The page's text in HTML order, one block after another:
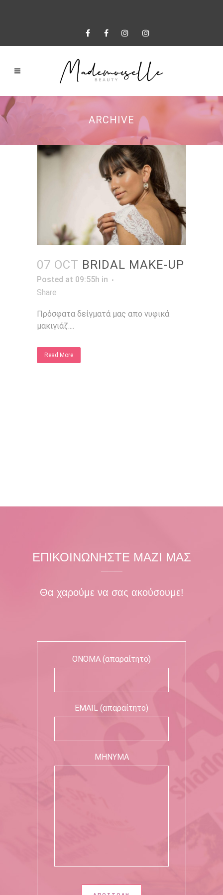
ARCHIVE
07 OCT BRIDAL MAKE-UP
Posted at 09:55h in
Share
Πρόσφατα δείγματά μας απο νυφικά
μακιγιάζ....
Read More
ΕΠΙΚΟΙΝΩΝΗΣΤΕ ΜΑΖΙ ΜΑΣ
Θα χαρούμε να σας ακούσουμε!
ΟΝΟΜΑ (απαραίτητο)
EMAIL (απαραίτητο)
ΜΗΝΥΜΑ